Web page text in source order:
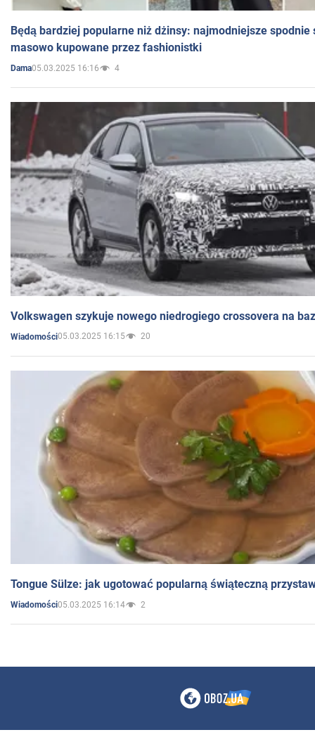
Będą bardziej popularne niż dżinsy: najmodniejsze spodnie
masowo kupowane przez fashionistki
Dama05.03.2025 16:16 4
Volkswagen szykuje nowego niedrogiego crossovera na
Wiadomości05.03.2025 16:15 20
Tongue Sülze: jak ugotować popularną świąteczną
Wiadomości05.03.2025 16:14 2